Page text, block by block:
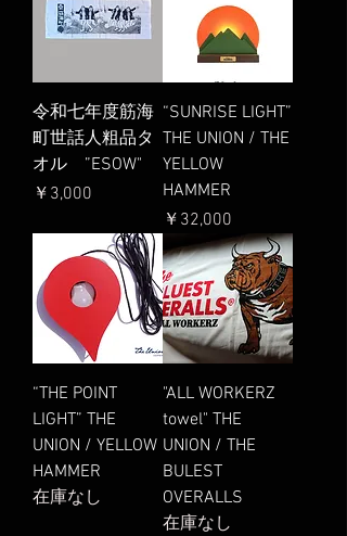
令和七年度筋海
町世話人粗品タ
オル ”ESOW"
価格
￥3,000
“SUNRISE LIGHT”
THE UNION / THE
YELLOW
HAMMER
価格
￥32,000
“THE POINT
LIGHT” THE
UNION / YELLOW
HAMMER
在庫なし
"ALL WORKERZ
towel" THE
UNION / THE
BULEST
OVERALLS
在庫なし